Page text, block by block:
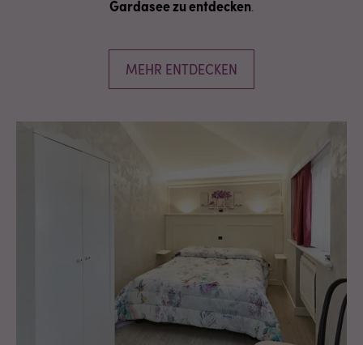
Gardasee zu entdecken.
MEHR ENTDECKEN